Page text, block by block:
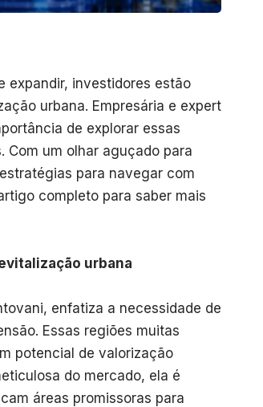
expandir, investidores estão
urbana. Empresária e expert
de explorar essas
Com um olhar aguçado para
para navegar com
completo para saber mais
urbana
enfatiza a necessidade de
Essas regiões muitas
potencial de valorização
do mercado, ela é
áreas promissoras para